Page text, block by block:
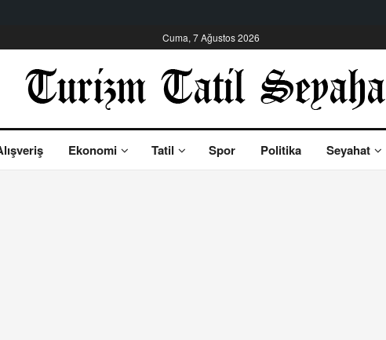
Cuma, 7 Ağustos 2026
Ekonomi Tatil Spor Politika Seyahat